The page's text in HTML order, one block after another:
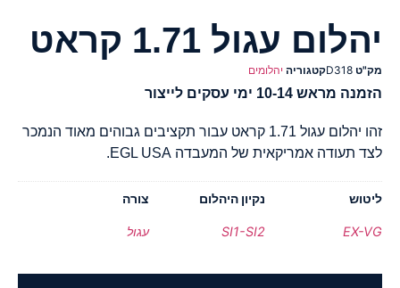
יהלום עגול 1.71 קראט
מק"ט D318קטגוריה יהלומים
הזמנה מראש 10-14 ימי עסקים לייצור
זהו יהלום עגול 1.71 קראט עבור תקציבים גבוהים מאוד הנמכר
לצד תעודה אמריקאית של המעבדה EGL USA.
ליטוש
EX-VG
נקיון היהלום
SI1-SI2
צורה
עגול